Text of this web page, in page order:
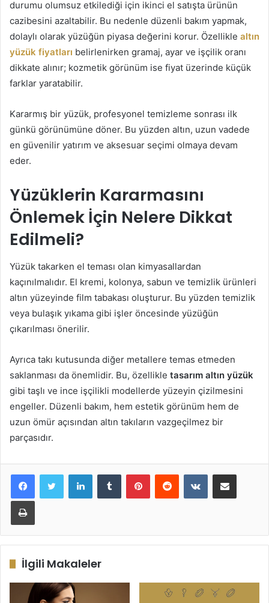
durumu olumsuz etkilediği için ikinci el satışta ürünün
cazibesini azaltabilir. Bu nedenle düzenli bakım yapmak,
dolaylı olarak yüzüğün piyasa değerini korur. Özellikle altın
yüzük fiyatları belirlenirken gramaj, ayar ve işçilik oranı
dikkate alınır; kozmetik görünüm ise fiyat üzerinde küçük
farklar yaratabilir.
Kararmış bir yüzük, profesyonel temizleme sonrası ilk
günkü görünümüne döner. Bu yüzden altın, uzun vadede
en güvenilir yatırım ve aksesuar seçimi olmaya devam
eder.
Yüzüklerin Kararmasını
Önlemek İçin Nelere Dikkat
Edilmeli?
Yüzük takarken el teması olan kimyasallardan
kaçınılmalıdır. El kremi, kolonya, sabun ve temizlik ürünleri
altın yüzeyinde film tabakası oluşturur. Bu yüzden temizlik
veya bulaşık yıkama gibi işler öncesinde yüzüğün
çıkarılması önerilir.
Ayrıca takı kutusunda diğer metallere temas etmeden
saklanması da önemlidir. Bu, özellikle tasarım altın yüzük
gibi taşlı ve ince işçilikli modellerde yüzeyin çizilmesini
engeller. Düzenli bakım, hem estetik görünüm hem de
uzun ömür açısından altın takıların vazgeçilmez bir
parçasıdır.
LinkedInTumblr PinterestReddit VKontakteE-Posta ile paylaş
Yazdır
İlgili Makaleler